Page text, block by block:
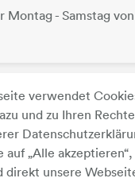
Montag - Samstag
PRIVAT
verwendet
und zu Ihren
auf „Alle
direkt unsere